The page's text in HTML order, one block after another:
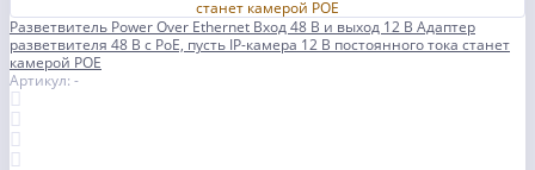
Разветвитель Power Over Ethernet Вход 48 В и выход 12 В Адаптер
разветвителя 48 В с PoE, пусть IP-камера 12 В постоянного тока станет
камерой POE
Артикул: -